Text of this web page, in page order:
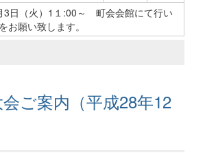
3日（火）1１:00～ 町会会館にて行い
お願い致します。
ご案内（平成28年12